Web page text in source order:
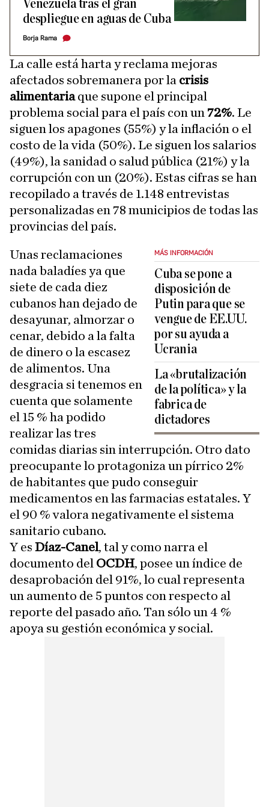
Venezuela tras el gran
despliegue en aguas de Cuba
Borja Rama
La calle está harta y reclama mejoras
afectados sobremanera por la crisis
alimentariaque supone el principal
problema social para el país con un 72%. Le
siguen los apagones (55%) y la inflación o el
costo de la vida (50%). Le siguen los salarios
(49%), la sanidad o salud pública (21%) y la
corrupción con un (20%). Estas cifras se han
recopilado a través de 1.148 entrevistas
personalizadas en 78 municipios de todas las
provincias del país.
MÁS INFORMACIÓN
Cuba se pone a
disposición de
Putin para que se
vengue de EE.UU.
por su ayuda a
Ucrania
La «brutalización
de la política» y la
fabrica de
dictadores
Unas reclamaciones
nada baladíes ya que
siete de cada diez
cubanos han dejado de
desayunar, almorzar o
cenar, debido a la falta
de dinero o la escasez
de alimentos. Una
desgracia si tenemos en
cuenta que solamente
el 15 % ha podido
realizar las tres
comidas diarias sin interrupción. Otro dato
preocupante lo protagoniza un pírrico 2%
de habitantes que pudo conseguir
medicamentos en las farmacias estatales. Y
el 90 % valora negativamente el sistema
sanitario cubano.
Y es Díaz-Canel, tal y como narra el
documento del OCDH, posee un índice de
desaprobación del 91%, lo cual representa
un aumento de 5 puntos con respecto al
reporte del pasado año. Tan sólo un 4 %
apoya su gestión económica y social.